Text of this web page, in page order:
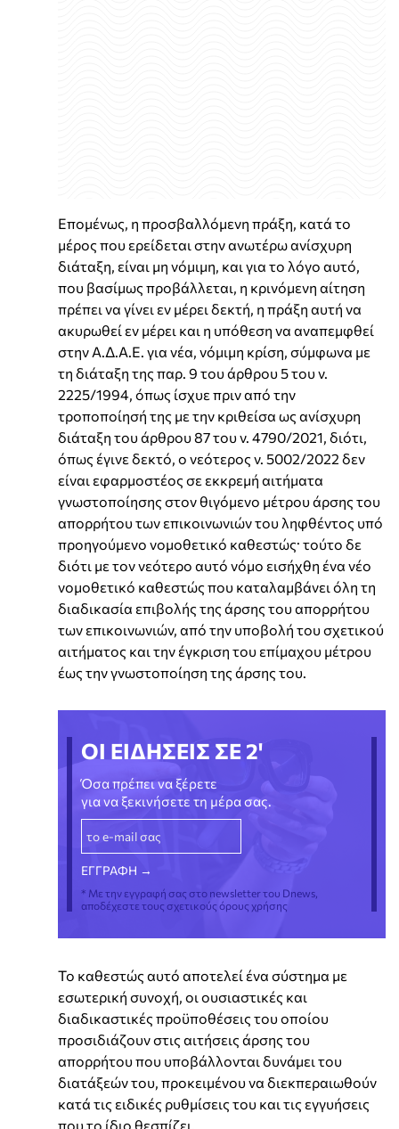
Επομένως, η προσβαλλόμενη πράξη, κατά το
μέρος που ερείδεται στην ανωτέρω ανίσχυρη
διάταξη, είναι μη νόμιμη, και για το λόγο αυτό,
που βασίμως προβάλλεται, η κρινόμενη αίτηση
πρέπει να γίνει εν μέρει δεκτή, η πράξη αυτή να
ακυρωθεί εν μέρει και η υπόθεση να αναπεμφθεί
στην Α.Δ.Α.Ε. για νέα, νόμιμη κρίση, σύμφωνα με
τη διάταξη της παρ. 9 του άρθρου 5 του ν.
2225/1994, όπως ίσχυε πριν από την
τροποποίησή της με την κριθείσα ως ανίσχυρη
διάταξη του άρθρου 87 του ν. 4790/2021, διότι,
όπως έγινε δεκτό, ο νεότερος ν. 5002/2022 δεν
είναι εφαρμοστέος σε εκκρεμή αιτήματα
γνωστοποίησης στον θιγόμενο μέτρου άρσης του
απορρήτου των επικοινωνιών του ληφθέντος υπό
προηγούμενο νομοθετικό καθεστώς· τούτο δε
διότι με τον νεότερο αυτό νόμο εισήχθη ένα νέο
νομοθετικό καθεστώς που καταλαμβάνει όλη τη
διαδικασία επιβολής της άρσης του απορρήτου
των επικοινωνιών, από την υποβολή του σχετικού
αιτήματος και την έγκριση του επίμαχου μέτρου
έως την γνωστοποίηση της άρσης του.
ΟΙ ΕΙΔΗΣΕΙΣ ΣΕ 2'
Όσα πρέπει να ξέρετε
για να ξεκινήσετε τη μέρα σας.
* Με την εγγραφή σας στο newsletter του Dnews,
αποδέχεστε τους σχετικούς όρους χρήσης
Το καθεστώς αυτό αποτελεί ένα σύστημα με
εσωτερική συνοχή, οι ουσιαστικές και
διαδικαστικές προϋποθέσεις του οποίου
προσιδιάζουν στις αιτήσεις άρσης του
απορρήτου που υποβάλλονται δυνάμει του
διατάξεών του, προκειμένου να διεκπεραιωθούν
κατά τις ειδικές ρυθμίσεις του και τις εγγυήσεις
που το ίδιο θεσπίζει.